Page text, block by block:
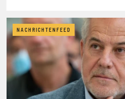
NACHRICHTENFEED